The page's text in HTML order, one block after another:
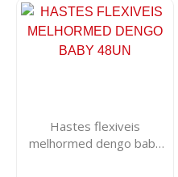
Hastes flexiveis
melhormed dengo baby